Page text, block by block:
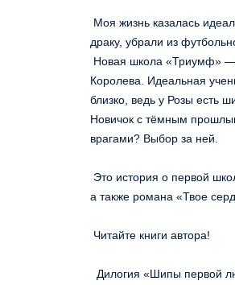
драку, убрали из
Королева. Идеальная
близко, ведь у Розы есть
Новичок с тёмным
врагами? Выбор за ней.
а также романа «Твое
Читайте книги автора!
Дилогия «Шипы первой